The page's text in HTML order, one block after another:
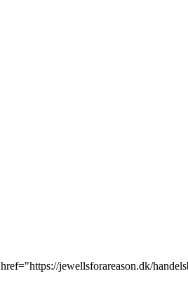
href="https://jewellsforareason.dk/